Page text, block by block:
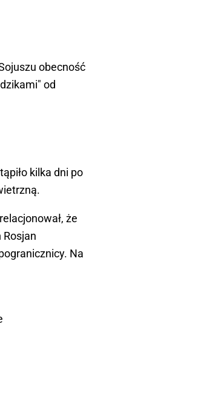
obecność
od
kilka dni po
że
Na